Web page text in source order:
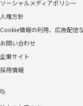
ソーシャルメディアポリシー
人権方針
Cookie情報の利用、広告配信
お問い合わせ
企業サイト
採用情報